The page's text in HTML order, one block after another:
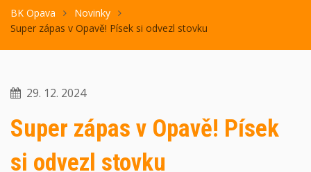
BK Opava
Novinky
Super zápas v Opavě! Písek si odvezl stovku
29. 12. 2024
Super zápas v Opavě! Písek
si odvezl stovku